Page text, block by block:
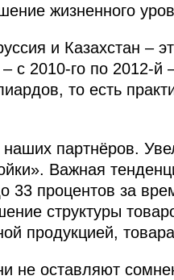
жизненного
и Казахстан –
с 2010-го по 2012-й
то есть
партнёров.
Важная
33 процентов за
структуры
продукцией,
не оставляют